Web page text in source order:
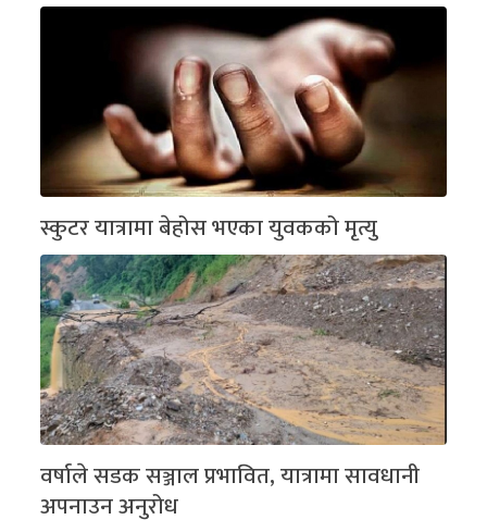
स्कुटर यात्रामा बेहोस भएका युवकको मृत्यु
वर्षाले सडक सञ्जाल प्रभावित, यात्रामा सावधानी
अपनाउन अनुरोध